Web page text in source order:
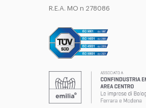
R.E.A. MO n 278086